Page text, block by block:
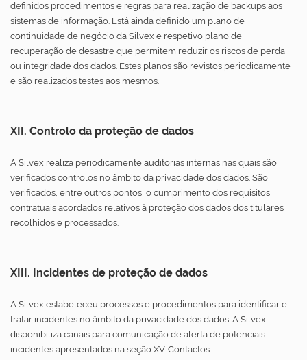
definidos procedimentos e regras para realização de backups aos
sistemas de informação. Está ainda definido um plano de
continuidade de negócio da Silvex e respetivo plano de
recuperação de desastre que permitem reduzir os riscos de perda
ou integridade dos dados. Estes planos são revistos periodicamente
e são realizados testes aos mesmos.
XII. Controlo da proteção de dados
A Silvex realiza periodicamente auditorias internas nas quais são
verificados controlos no âmbito da privacidade dos dados. São
verificados, entre outros pontos, o cumprimento dos requisitos
contratuais acordados relativos à proteção dos dados dos titulares
recolhidos e processados.
XIII. Incidentes de proteção de dados
A Silvex estabeleceu processos e procedimentos para identificar e
tratar incidentes no âmbito da privacidade dos dados. A Silvex
disponibiliza canais para comunicação de alerta de potenciais
incidentes apresentados na seção XV. Contactos.